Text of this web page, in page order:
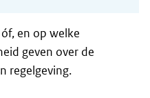
en op welke
geven over de
regelgeving.